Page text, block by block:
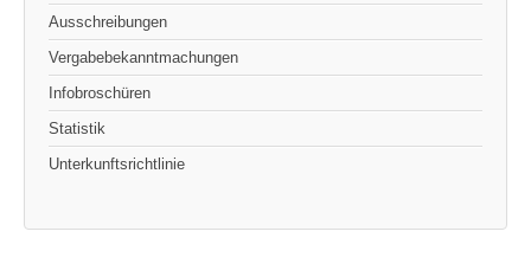
Ausschreibungen
Vergabebekanntmachungen
Infobroschüren
Statistik
Unterkunftsrichtlinie